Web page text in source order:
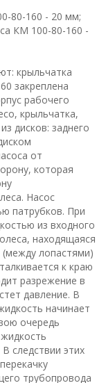
80-160 - 20 мм;
КМ 100-80-160 -
крыльчатка
закреплена
рабочего
крыльчатка,
дисков: заднего
от
которая
Насос
патрубков. При
из входного
находящаяся
(между лопастями)
к краю
разрежение в
давление. В
начинает
очередь
следствии этих
трубопровода